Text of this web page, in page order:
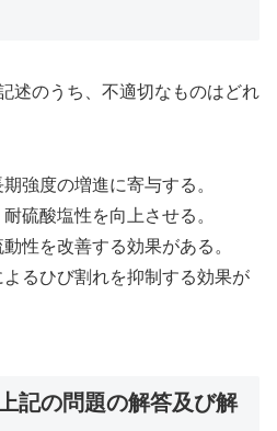
述のうち、不適切なものはどれ
強度の増進に寄与する。
硫酸塩性を向上させる。
性を改善する効果がある。
るひび割れを抑制する効果が
記の問題の解答及び解